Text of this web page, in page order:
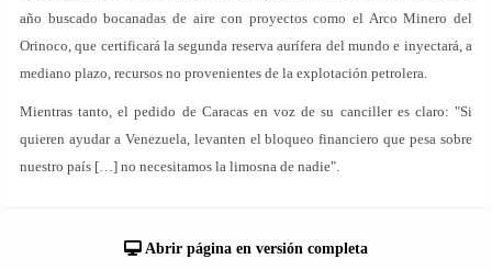
año buscado bocanadas de aire con proyectos como el Arco Minero del
Orinoco, que certificará la segunda reserva aurífera del mundo e inyectará, a
mediano plazo, recursos no provenientes de la explotación petrolera.
Mientras tanto, el pedido de Caracas en voz de su canciller es claro: "Si
quieren ayudar a Venezuela, levanten el bloqueo financiero que pesa sobre
nuestro país […] no necesitamos la limosna de nadie".
Abrir página en versión completa